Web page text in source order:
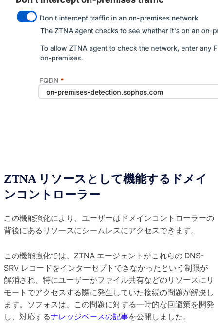
ZTNA リソースとして機能するドメイ
ンコントローラー
この機能強化により、ユーザーはドメインコントローラーの
背後にあるリソースにシームレスにアクセスできます。
この機能強化では、ZTNA エージェントがこれらの DNS-
SRV レコードをインターセプトできなかったという制限が
解消され、特にユーザーがファイル共有などのリソースにリ
モートでアクセスする際に発生していた接続の問題が解決し
ます。ソフォスは、この問題に対する一時的な回避策を開発
し、対応するナレッジベースの記事を公開しました。